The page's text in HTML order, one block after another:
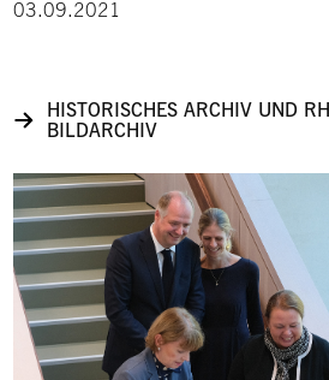
03.09.2021
HISTORISCHES ARCHIV UND
BILDARCHIV